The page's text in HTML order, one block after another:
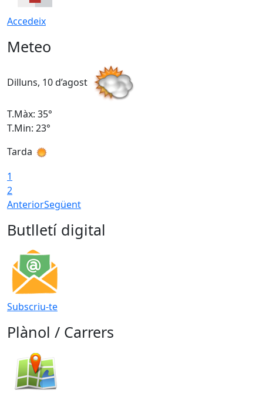
Accedeix
Meteo
Dilluns, 10 d’agost
T.Màx: 35°
T.Min: 23°
Tarda
1
2
AnteriorSegüent
Butlletí digital
Subscriu-te
Plànol / Carrers